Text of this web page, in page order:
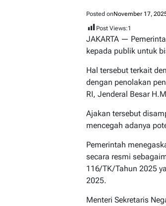
Posted onNovember 17,
Post Views:1
JAKARTA —
kepada publik untuk
Hal tersebut terkait
dengan penolakan
RI, Jenderal Besar
Ajakan tersebut
mencegah adanya
Pemerintah
secara resmi
116/TK/Tahun 2025
2025.
Menteri Sekretaris